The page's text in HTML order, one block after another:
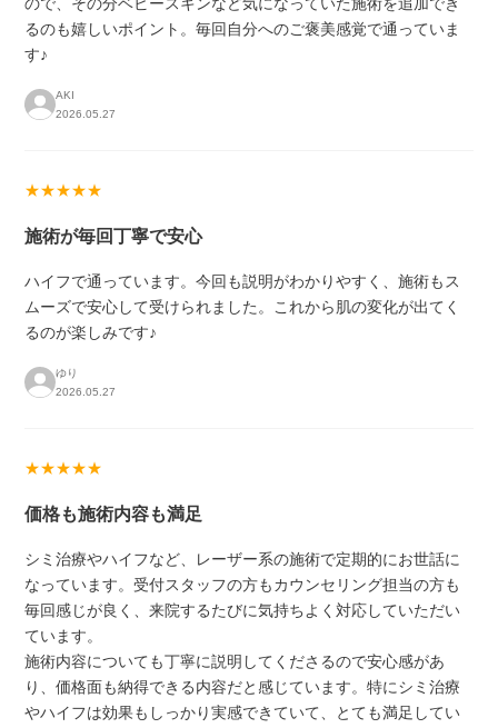
るのも嬉しいポイント。毎回自分へのご褒美感覚で通っていま
す♪
AKI
2026.05.27
★★★★★
施術が毎回丁寧で安心
ハイフで通っています。今回も説明がわかりやすく、施術もス
ムーズで安心して受けられました。これから肌の変化が出てく
るのが楽しみです♪
ゆり
2026.05.27
★★★★★
価格も施術内容も満足
シミ治療やハイフなど、レーザー系の施術で定期的にお世話に
なっています。受付スタッフの方もカウンセリング担当の方も
毎回感じが良く、来院するたびに気持ちよく対応していただい
ています。
施術内容についても丁寧に説明してくださるので安心感があ
り、価格面も納得できる内容だと感じています。特にシミ治療
やハイフは効果もしっかり実感できていて、とても満足してい